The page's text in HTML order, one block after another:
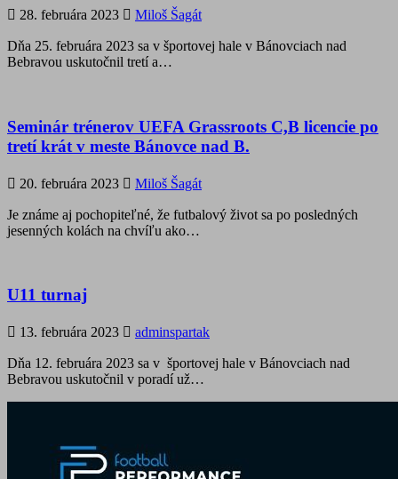
28. februára 2023 Miloš Šagát
Dňa 25. februára 2023 sa v športovej hale v Bánovciach nad
Bebravou uskutočnil tretí a…
Seminár trénerov UEFA Grassroots C,B licencie po
tretí krát v meste Bánovce nad B.
20. februára 2023 Miloš Šagát
Je známe aj pochopiteľné, že futbalový život sa po posledných
jesenných kolách na chvíľu ako…
U11 turnaj
13. februára 2023 adminspartak
Dňa 12. februára 2023 sa v športovej hale v Bánovciach nad
Bebravou uskutočnil v poradí už…